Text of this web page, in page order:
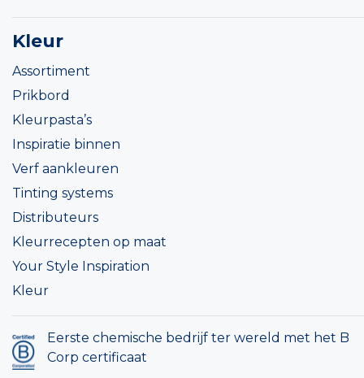
Kleur
Assortiment
Prikbord
Kleurpasta’s
Inspiratie binnen
Verf aankleuren
Tinting systems
Distributeurs
Kleurrecepten op maat
Your Style Inspiration
Kleur
Eerste chemische bedrijf ter wereld met het B
Corp certificaat